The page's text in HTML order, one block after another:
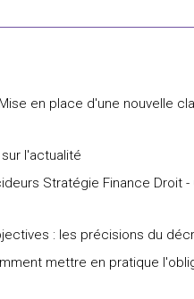
en place d'une nouvelle
l'actualité
Stratégie Finance Droit
: les précisions du
mettre en pratique